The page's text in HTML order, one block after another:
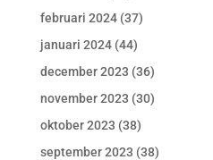
februari 2024(37)
januari 2024(44)
december 2023 (36)
november 2023 (30)
oktober 2023 (38)
september 2023 (38)